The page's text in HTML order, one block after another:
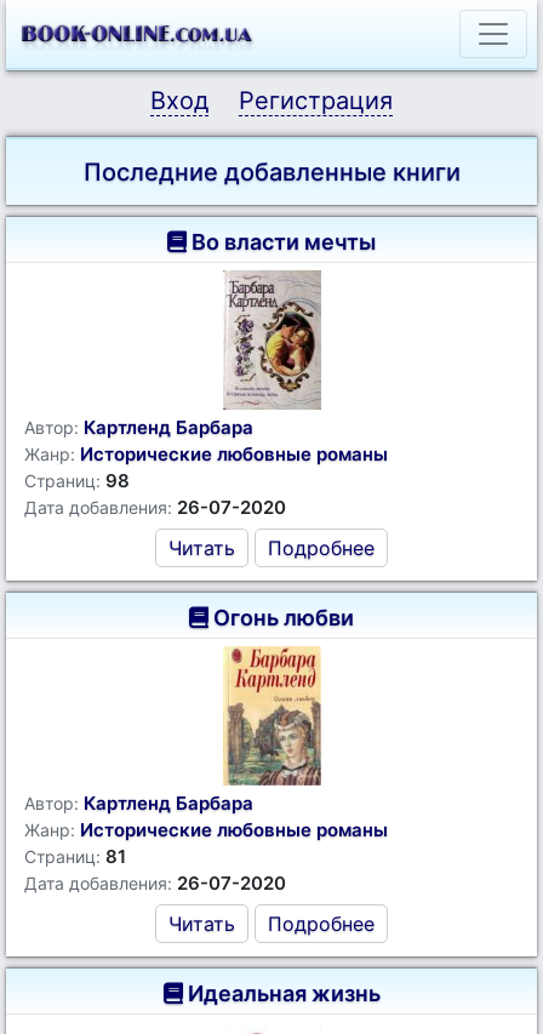
Вход Регистрация
Последние добавленные книги
Во власти мечты
Автор: Картленд Барбара
Жанр: Исторические любовные романы
Страниц: 98
Дата добавления: 26-07-2020
Читать Подробнее
Огонь любви
Автор: Картленд Барбара
Жанр: Исторические любовные романы
Страниц: 81
Дата добавления: 26-07-2020
Читать Подробнее
Идеальная жизнь